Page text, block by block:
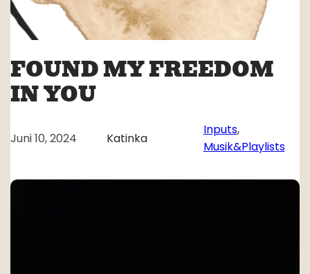
FOUND MY FREEDOM
IN YOU
Juni 10, 2024 Katinka
Inputs,
Musik&Playlists